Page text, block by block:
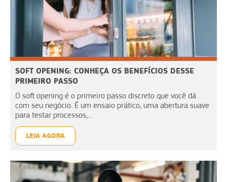
SOFT OPENING: CONHEÇA OS BENEFÍCIOS DESSE
PRIMEIRO PASSO
O soft opening é o primeiro passo discreto que você dá
com seu negócio. É um ensaio prático, uma abertura suave
para testar processos,...
LEIA AGORA